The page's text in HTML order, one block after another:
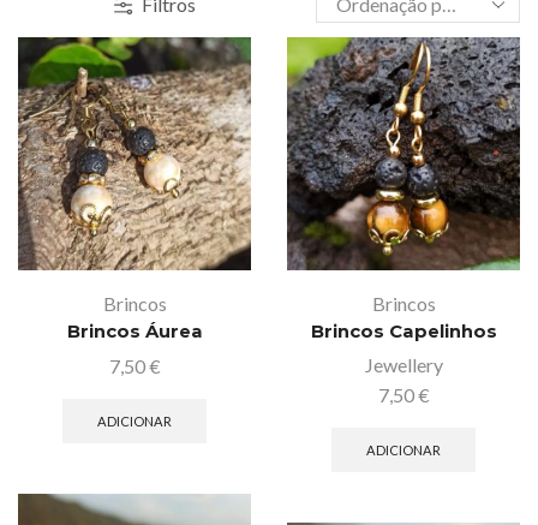
Filtros
Brincos
Brincos Áurea
7,50€
ADICIONAR
Brincos
Brincos Capelinhos
Jewellery
7,50€
ADICIONAR